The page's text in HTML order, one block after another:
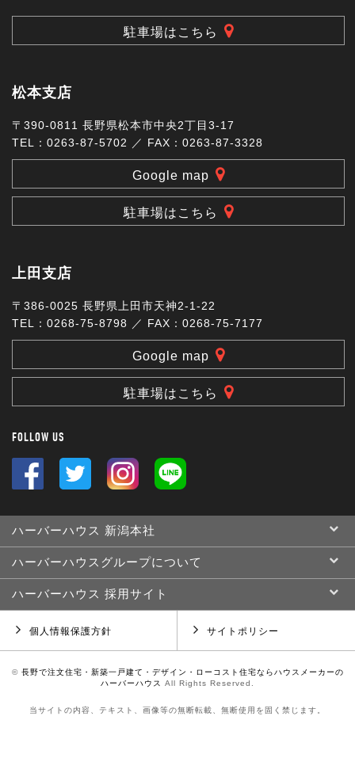
駐車場はこちら
松本支店
〒390-0811 長野県松本市中央2丁目3-17
TEL：0263-87-5702 ／ FAX：0263-87-3328
Google map
駐車場はこちら
上田支店
〒386-0025 長野県上田市天神2-1-22
TEL：0268-75-8798 ／ FAX：0268-75-7177
Google map
駐車場はこちら
FOLLOW US
ハーバーハウス 新潟本社
ハーバーハウスグループについて
ハーバーハウス 採用サイト
個人情報保護方針 サイトポリシー
© 長野で注文住宅・新築一戸建て・デザイン・ローコスト住宅ならハウスメーカーの
ハーバーハウス
All Rights Reserved.
当サイトの内容、テキスト、画像等の無断転載、無断使用を固く禁じます。